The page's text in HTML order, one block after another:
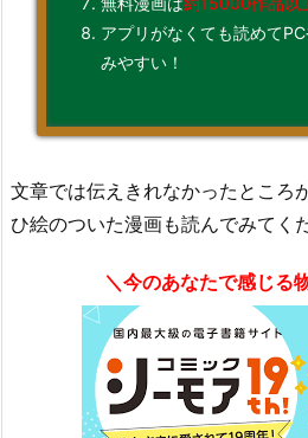
アプリがなくても読めて
みやすい！
文章では伝えきれなかったところ
ひ絵のついた漫画も読んでみてく
＼今のあなたで感じる